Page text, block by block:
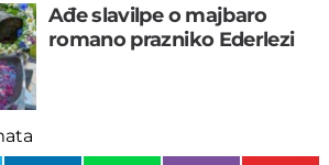
Ađe slavilpe o majbaro
romano prazniko Ederlezi